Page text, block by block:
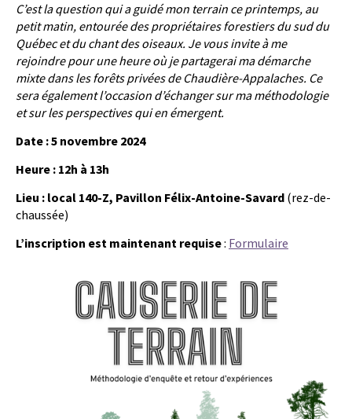
C’est la question qui a guidé mon terrain ce printemps, au
petit matin, entourée des propriétaires forestiers du sud du
Québec et du chant des oiseaux. Je vous invite à me
rejoindre pour une heure où je partagerai ma démarche
mixte dans les forêts privées de Chaudière-Appalaches. Ce
sera également l’occasion d’échanger sur ma méthodologie
et sur les perspectives qui en émergent.
Date : 5 novembre 2024
Heure : 12h à 13h
Lieu : local 140-Z, Pavillon Félix-Antoine-Savard (rez-de-
chaussée)
L’inscription est maintenant requise: Formulaire